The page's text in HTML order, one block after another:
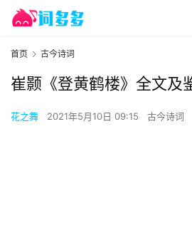
首页 古今诗词
崔颢《登黄鹤楼》全文及
花之舞 2021年5月10日 09:15 古今诗词